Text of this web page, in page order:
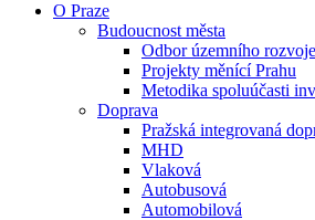
O Praze
Budoucnost města
Odbor územního rozvoje
Projekty měnící Prahu
Metodika spoluúčasti
Doprava
Pražská integrovaná
MHD
Vlaková
Autobusová
Automobilová